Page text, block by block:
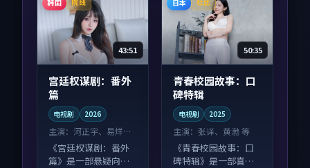
韩国 院线
43:51
宫廷权谋剧：番外
篇
电视剧 2026
主演： 河正宇、易烊千
玺 等
《宫廷权谋剧：番外
篇》是一部悬疑向电
日本 杜比
50:35
青春校园故事：口
碑特辑
电视剧 2025
主演： 张译、黄渤 等
《青春校园故事：口
碑特辑》是一部喜剧